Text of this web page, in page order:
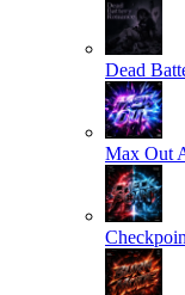
Dead
Max Out